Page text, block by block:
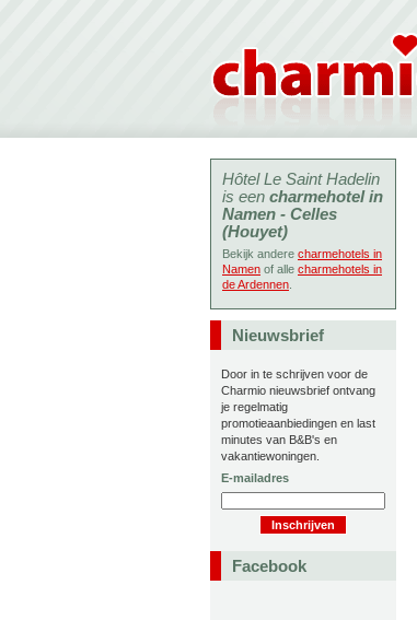
Hôtel Le Saint Hadelin
is een charmehotel in
Namen - Celles
(Houyet)
Bekijk andere charmehotels in
Namen of alle charmehotels in
de Ardennen
Nieuwsbrief
Door in te schrijven voor de
Charmio nieuwsbrief ontvang
je regelmatig
promotieaanbiedingen en last
minutes van B&B's en
vakantiewoningen.
E-mailadres
Facebook